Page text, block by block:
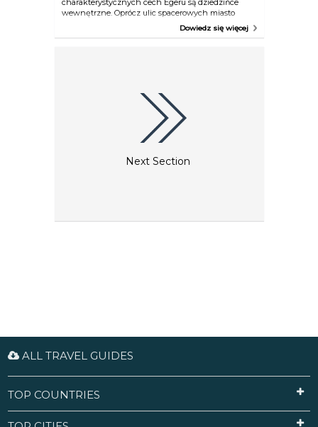
charakterystycznych cech Egeru są dziedzińce
wewnętrzne. Oprócz ulic spacerowych miasto
otwiera przed nami całe spacerowe wnętrze! Ci,
którzy przyjechali do Egeru po raz pierwszy,
Dowiedz się więcej
Next Section
ALL TRAVEL GUIDES
TOP COUNTRIES